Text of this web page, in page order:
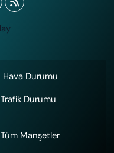
Hava Durumu
Trafik Durumu
Tüm Manşetler